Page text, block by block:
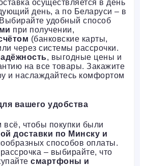
осуществляется в день
день, а по Беларуси – в
удобный способ
при получении,
(банковские карты,
через системы рассрочки.
, выгодные цены и
на все товары. Закажите
и наслаждайтесь комфортом
вашего удобства
чтобы покупки были
доставки по Минску и
способов оплаты.
– выбирайте, что
смартфоны и